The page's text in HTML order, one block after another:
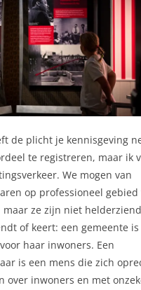
de plicht je kennisgeving
te registreren, maar ik
We mogen van
op professioneel gebied
ze zijn niet
of keert: een gemeente is
haar inwoners. Een
is een mens die zich
over inwoners en met